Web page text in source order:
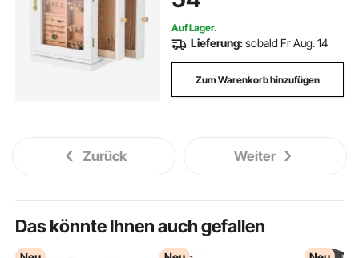
weichem Samtfutter
Auf Lager.
Lieferung:sobald Fr Aug. 14
Zum Warenkorb hinzufügen
Zurück Weiter
Das könnte Ihnen auch gefallen